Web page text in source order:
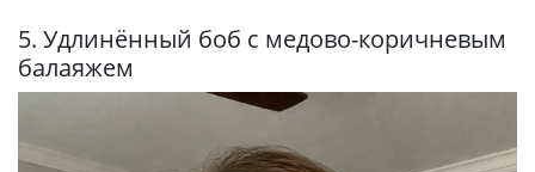
5. Удлинённый боб с медово-коричневым
балаяжем